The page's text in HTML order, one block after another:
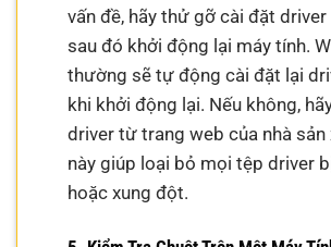
vấn đề, hãy thử gỡ cài đặt driver
sau đó khởi động lại máy tính.
thường sẽ tự động cài đặt lại
khi khởi động lại. Nếu không,
driver từ trang web của nhà sản
này giúp loại bỏ mọi tệp driver
hoặc xung đột.